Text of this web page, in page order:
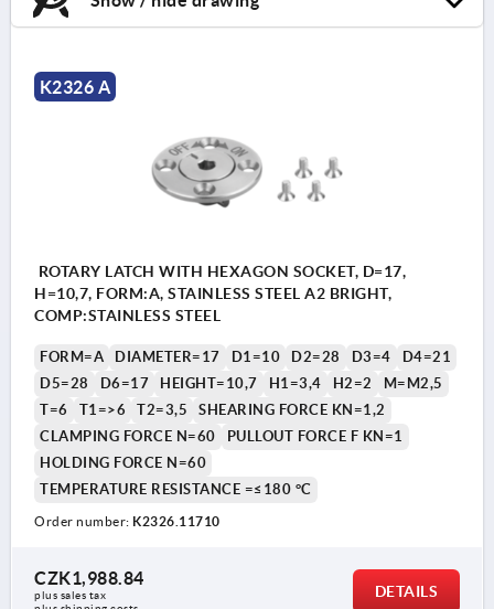
1) Mounting option 1
K2326 A
ROTARY LATCH WITH HEXAGON SOCKET, D=17,
H=10,7, FORM:A, STAINLESS STEEL A2 BRIGHT,
COMP:STAINLESS STEEL
FORM=A DIAMETER=17 D1=10 D2=28 D3=4
D4=21
D5=28
D6=17 HEIGHT=10,7 H1=3,4 H2=2
M=M2,5
T=6
T1=>6 T2=3,5
SHEARING FORCE KN=1,2
CLAMPING FORCE N=60
PULLOUT FORCE F KN=1
HOLDING FORCE N=60
TEMPERATURE RESISTANCE =≤180 °C
Order number: K2326.11710
CZK1,988.84
plus sales tax
DETAILS